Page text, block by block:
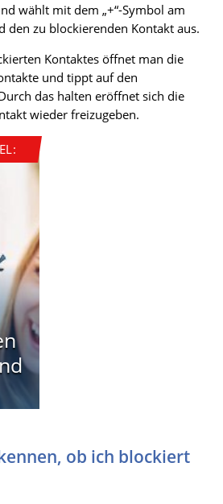
wählt mit dem „+“-Symbol am
den zu blockierenden Kontakt aus.
Kontaktes öffnet man die
und tippt auf den
das halten eröffnet sich die
wieder freizugeben.
ob ich blockiert